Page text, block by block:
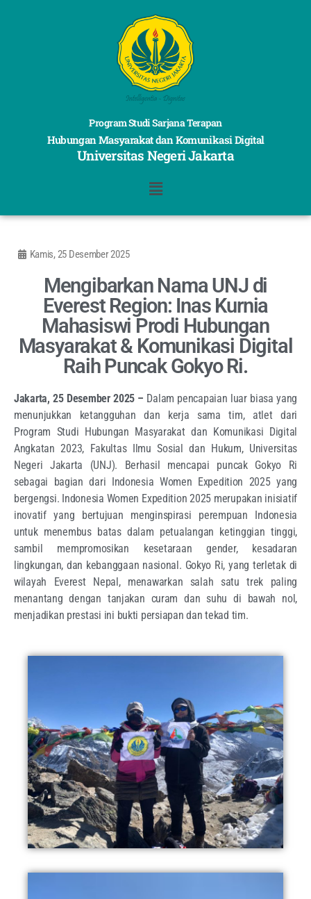
Program Studi Sarjana Terapan
Hubungan Masyarakat dan Komunikasi Digital
Universitas Negeri Jakarta
Kamis, 25 Desember 2025
Mengibarkan Nama UNJ di
Everest Region: Inas Kurnia
Mahasiswi Prodi Hubungan
Masyarakat & Komunikasi Digital
Raih Puncak Gokyo Ri.
Jakarta, 25 Desember 2025 – Dalam pencapaian luar biasa yang
menunjukkan ketangguhan dan kerja sama tim, atlet dari
Program Studi Hubungan Masyarakat dan Komunikasi Digital
Angkatan 2023, Fakultas Ilmu Sosial dan Hukum, Universitas
Negeri Jakarta (UNJ). Berhasil mencapai puncak Gokyo Ri
sebagai bagian dari Indonesia Women Expedition 2025 yang
bergengsi. Indonesia Women Expedition 2025 merupakan inisiatif
inovatif yang bertujuan menginspirasi perempuan Indonesia
untuk menembus batas dalam petualangan ketinggian tinggi,
sambil mempromosikan kesetaraan gender, kesadaran
lingkungan, dan kebanggaan nasional. Gokyo Ri, yang terletak di
wilayah Everest Nepal, menawarkan salah satu trek paling
menantang dengan tanjakan curam dan suhu di bawah nol,
menjadikan prestasi ini bukti persiapan dan tekad tim.